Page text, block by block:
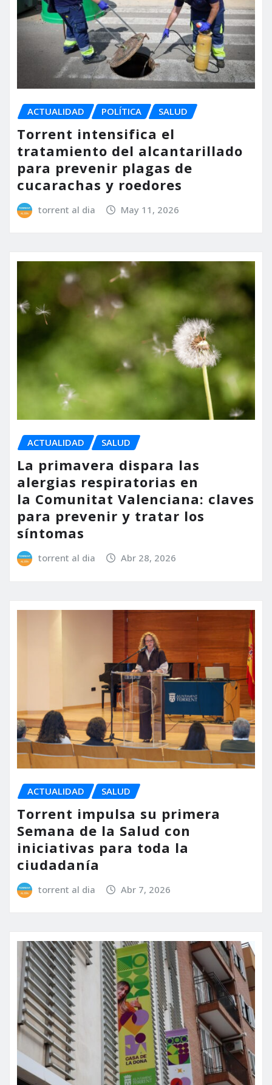
ACTUALIDAD POLÍTICA SALUD
Torrent intensifica el
tratamiento del alcantarillado
para prevenir plagas de
cucarachas y roedores
torrent al dia May 11, 2026
ACTUALIDAD SALUD
La primavera dispara las
alergias respiratorias en
la Comunitat Valenciana: claves
para prevenir y tratar los
síntomas
torrent al dia Abr 28, 2026
ACTUALIDAD SALUD
Torrent impulsa su primera
Semana de la Salud con
iniciativas para toda la
ciudadanía
torrent al dia Abr 7, 2026